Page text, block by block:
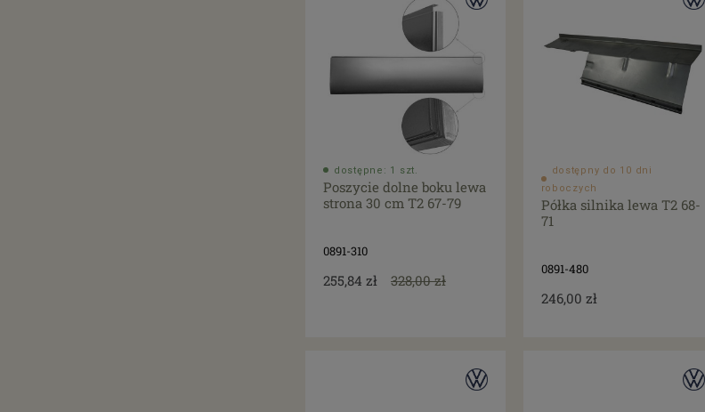
dostępne: 1 szt.
Poszycie dolne boku lewa
strona 30 cm T2 67-79
0891-310
255,84 zł 328,00 zł
dostępny do 10 dni
roboczych
Półka silnika lewa T2 68-
71
0891-480
246,00 zł